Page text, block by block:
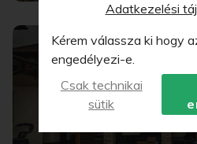
Adatkezelési
Kérem válassza ki hogy
engedélyezi-e.
Csak technikai
sütik